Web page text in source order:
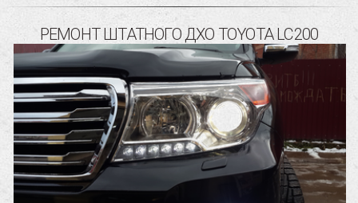
РЕМОНТ ШТАТНОГО ДХО TOYOTA LC200